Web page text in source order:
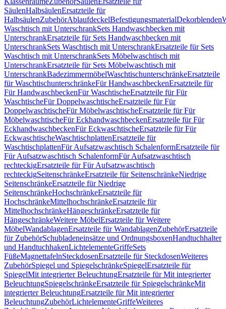
SäulenHalbsäulenErsatzteile für
HalbsäulenZubehörAblaufdeckelBefestigungsmaterialDekorblenden
Waschtisch mit UnterschrankSets Handwaschbecken mit
UnterschrankErsatzteile für Sets Handwaschbecken mit
UnterschrankSets Waschtisch mit UnterschrankErsatzteile für Sets
Waschtisch mit UnterschrankSets Möbelwaschtisch mit
UnterschrankErsatzteile für Sets Möbelwaschtisch mit
UnterschrankBadezimmermöbelWaschtischunterschränkeErsatzteile
für WaschtischunterschränkeFür HandwaschbeckenErsatzteile für
Für HandwaschbeckenFür WaschtischeErsatzteile für Für
WaschtischeFür DoppelwaschtischeErsatzteile für Für
DoppelwaschtischeFür MöbelwaschtischeErsatzteile für Für
MöbelwaschtischeFür EckhandwaschbeckenErsatzteile für Für
EckhandwaschbeckenFür EckwaschtischeErsatzteile für Für
EckwaschtischeWaschtischplattenErsatzteile für
WaschtischplattenFür Aufsatzwaschtisch SchalenformErsatzteile für
Für Aufsatzwaschtisch SchalenformFür Aufsatzwaschtisch
rechteckigErsatzteile für Für Aufsatzwaschtisch
rechteckigSeitenschränkeErsatzteile für SeitenschränkeNiedrige
SeitenschränkeErsatzteile für Niedrige
SeitenschränkeHochschränkeErsatzteile für
HochschränkeMittelhochschränkeErsatzteile für
MittelhochschränkeHängeschränkeErsatzteile für
HängeschränkeWeitere MöbelErsatzteile für Weitere
MöbelWandablagenErsatzteile für WandablagenZubehörErsatzteile
für ZubehörSchubladeneinsätze und OrdnungsboxenHandtuchhalter
und HandtuchhakenLichtelementeGriffeSets
FüßeMagnettafelnSteckdosenErsatzteile für SteckdosenWeiteres
ZubehörSpiegel und SpiegelschränkeSpiegelErsatzteile für
SpiegelMit integrierter BeleuchtungErsatzteile für Mit integrierter
BeleuchtungSpiegelschränkeErsatzteile für SpiegelschränkeMit
integrierter BeleuchtungErsatzteile für Mit integrierter
BeleuchtungZubehörLichtelementeGriffeWeiteres